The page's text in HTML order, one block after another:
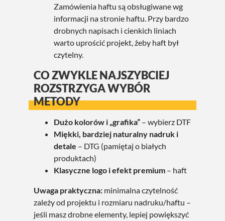
Zamówienia haftu są obsługiwane wg
informacji na stronie haftu. Przy bardzo
drobnych napisach i cienkich liniach
warto uprościć projekt, żeby haft był
czytelny.
CO ZWYKLE NAJSZYBCIEJ
ROZSTRZYGA WYBÓR
METODY
Dużo kolorów i „grafika” – wybierz DTF
Miękki, bardziej naturalny nadruk i
detale – DTG (pamiętaj o białych
produktach)
Klasyczne logo i efekt premium – haft
Uwaga praktyczna: minimalna czytelność
zależy od projektu i rozmiaru nadruku/haftu –
jeśli masz drobne elementy, lepiej powiększyć